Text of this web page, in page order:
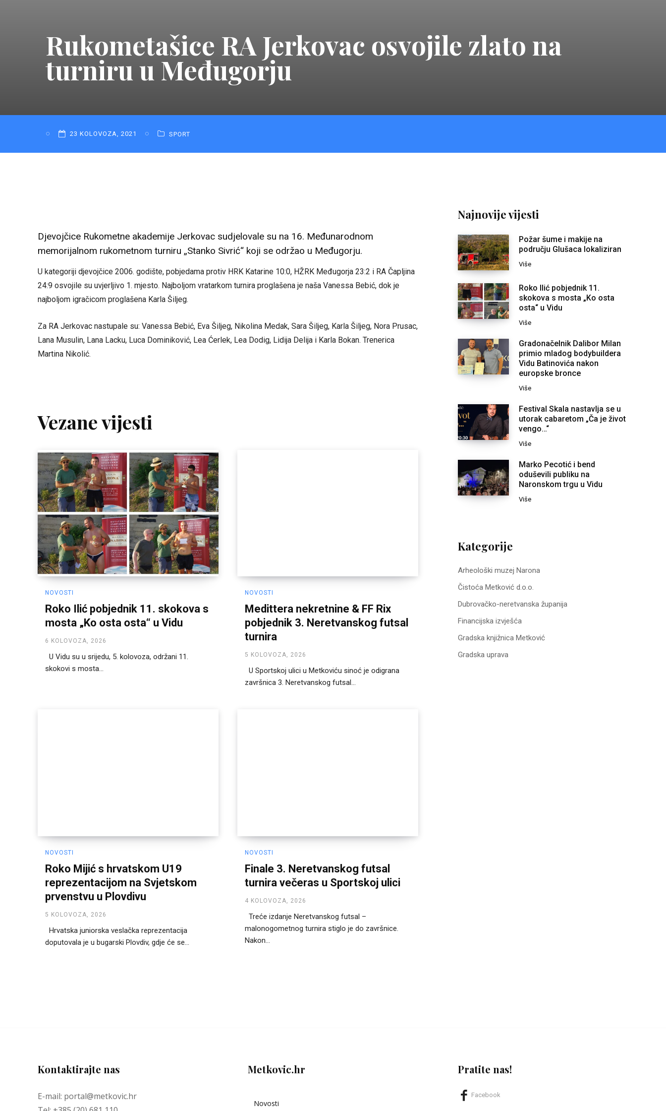
Rukometašice RA Jerkovac osvojile zlato na
turniru u Međugorju
23 KOLOVOZA, 2021 SPORT
Djevojčice Rukometne akademije Jerkovac sudjelovale su na 16. Međunarodnom
memorijalnom rukometnom turniru „Stanko Sivrić“ koji se održao u Međugorju.
U kategoriji djevojčice 2006. godište, pobjedama protiv HRK Katarine 10:0, HŽRK Međugorja 23:2 i RA Čapljina
24:9 osvojile su uvjerljivo 1. mjesto. Najboljom vratarkom turnira proglašena je naša Vanessa Bebić, dok je
najboljom igračicom proglašena Karla Šiljeg.
Za RA Jerkovac nastupale su: Vanessa Bebić, Eva Šiljeg, Nikolina Medak, Sara Šiljeg, Karla Šiljeg, Nora Prusac,
Lana Musulin, Lana Lacku, Luca Dominiković, Lea Ćerlek, Lea Dodig, Lidija Delija i Karla Bokan. Trenerica
Martina Nikolić.
Vezane vijesti
NOVOSTI
Roko Ilić pobjednik 11. skokova s
mosta „Ko osta osta“ u Vidu
6 KOLOVOZA, 2026
U Vidu su u srijedu, 5. kolovoza, održani 11.
skokovi s mosta...
NOVOSTI
Medittera nekretnine & FF Rix
pobjednik 3. Neretvanskog futsal
turnira
5 KOLOVOZA, 2026
U Sportskoj ulici u Metkoviću sinoć je odigrana
završnica 3. Neretvanskog futsal...
NOVOSTI
Roko Mijić s hrvatskom U19
reprezentacijom na Svjetskom
prvenstvu u Plovdivu
5 KOLOVOZA, 2026
Hrvatska juniorska veslačka reprezentacija
doputovala je u bugarski Plovdiv, gdje će se...
NOVOSTI
Finale 3. Neretvanskog futsal
turnira večeras u Sportskoj ulici
4 KOLOVOZA, 2026
malonogometnog turnira stiglo je do završnice.
Nakon...
Najnovije vijesti
Požar šume i makije na
području Glušaca lokaliziran
Više
Roko Ilić pobjednik 11.
skokova s mosta „Ko osta
osta“ u Vidu
Više
Gradonačelnik Dalibor Milan
primio mladog bodybuildera
Vidu Batinovića nakon
europske bronce
Više
Festival Skala nastavlja se u
utorak cabaretom „Ča je život
vengo…“
Više
Marko Pecotić i bend
oduševili publiku na
Naronskom trgu u Vidu
Više
Kategorije
Arheološki muzej Narona
Čistoća Metković d.o.o.
Dubrovačko-neretvanska županija
Financijska izvješća
Gradska knjižnica Metković
Gradska uprava
Kontaktirajte nas
E-mail: portal@metkovic.hr
Metkovic.hr
Novosti
Pratite nas!
Facebook